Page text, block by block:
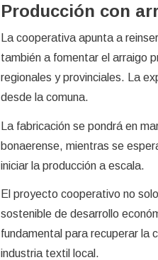
Producción con
La cooperativa apunta a
también a fomentar el arraigo
regionales y provinciales. La
desde la comuna.
La fabricación se pondrá en
bonaerense, mientras se
iniciar la producción a escala.
El proyecto cooperativo no
sostenible de desarrollo
fundamental para recuperar la
industria textil local.